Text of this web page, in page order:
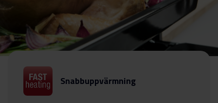
Snabbuppvärmning